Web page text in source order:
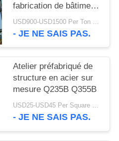
fabrication de bâtiment
de structure de cadre
en acier résistante
USD900-USD1500 Per Ton MOQ:50 tonnes
- JE NE SAIS PAS.
Atelier préfabriqué de
structure en acier sur
mesure Q235B Q355B
USD25-USD45 Per Square Meter MOQ:200 mètres carrés
- JE NE SAIS PAS.